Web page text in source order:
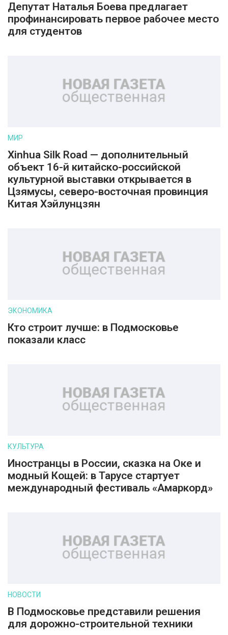
Депутат Наталья Боева предлагает
профинансировать первое рабочее место
для студентов
МИР
Xinhua Silk Road — дополнительный
объект 16-й китайско-российской
культурной выставки открывается в
Цзямусы, северо-восточная провинция
Китая Хэйлунцзян
ЭКОНОМИКА
Кто строит лучше: в Подмосковье
показали класс
КУЛЬТУРА
Иностранцы в России, сказка на Оке и
модный Кощей: в Тарусе стартует
международный фестиваль «Амаркорд»
НОВОСТИ
В Подмосковье представили решения
для дорожно-строительной техники